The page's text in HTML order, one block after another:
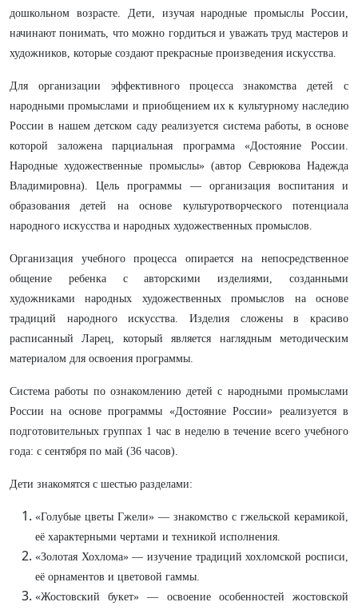
дошкольном возрасте. Дети, изучая народные промыслы России,
начинают понимать, что можно гордиться и уважать труд мастеров и
художников, которые создают прекрасные произведения искусства.
Для организации эффективного процесса знакомства детей с
народными промыслами и приобщением их к культурному наследию
России в нашем детском саду реализуется система работы, в основе
которой заложена парциальная программа «Достояние России.
Народные художественные промыслы» (автор Севрюкова Надежда
Владимировна). Цель программы — организация воспитания и
образования детей на основе культуротворческого потенциала
народного искусства и народных художественных промыслов.
Организация учебного процесса опирается на непосредственное
общение ребенка с авторскими изделиями, созданными
художниками народных художественных промыслов на основе
традиций народного искусства. Изделия сложены в красиво
расписанный Ларец, который является наглядным методическим
материалом для освоения программы.
Система работы по ознакомлению детей с народными промыслами
России на основе программы «Достояние России» реализуется в
подготовительных группах 1 час в неделю в течение всего учебного
года: с сентября по май (36 часов).
Дети знакомятся с шестью разделами:
«Голубые цветы Гжели» — знакомство с гжельской керамикой,
её характерными чертами и техникой исполнения.
«Золотая Хохлома» — изучение традиций хохломской росписи,
её орнаментов и цветовой гаммы.
«Жостовский букет» — освоение особенностей жостовской